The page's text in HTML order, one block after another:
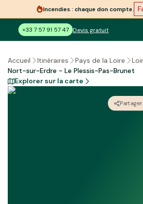
Incendies : chaque don compte.
+33 7 57 91 57 47 Devis gratuit
Accueil Itinéraires Pays de la Loire
Nort-sur-Erdre - Le Plessis-Pas-Brunet
Explorer sur la carte
Partager